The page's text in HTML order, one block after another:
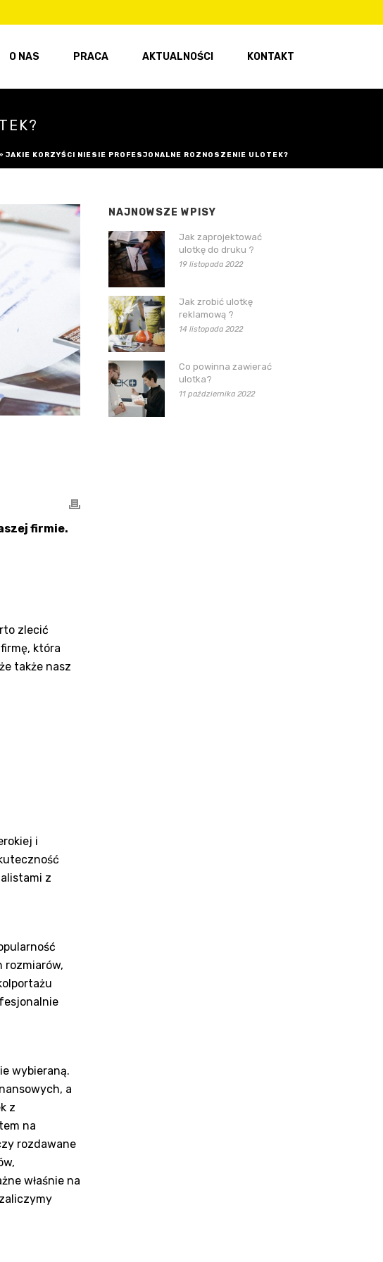
O NAS PRACA AKTUALNOŚCI KONTAKT
» JAKIE KORZYŚCI NIESIE PROFESJONALNE ROZNOSZENIE ULOTEK?
firmie.
zlecić
która
także nasz
i
z
rozmiarów,
wybieraną.
a
z
na
rozdawane
właśnie na
NAJNOWSZE WPISY
Jak zaprojektować
ulotkę do druku ?
19 listopada 2022
Jak zrobić ulotkę
reklamową ?
14 listopada 2022
Co powinna zawierać
ulotka?
11 października 2022